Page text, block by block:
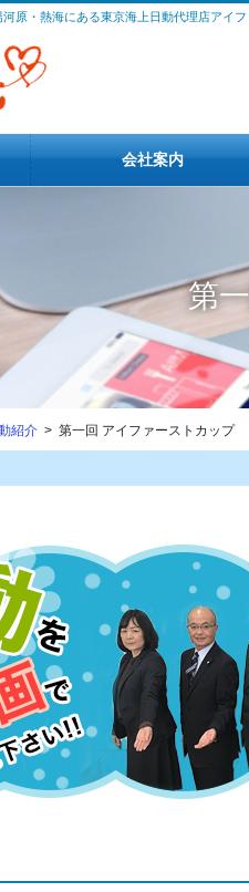
原・熱海にある東京海上日動代理店アイ
会社案内
第
紹介 第一回 アイファーストカップ